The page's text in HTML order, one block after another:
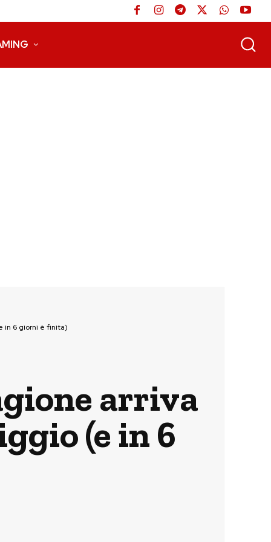
in 6 giorni è finita)
arriva
(e in 6